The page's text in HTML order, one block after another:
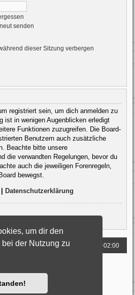
um dir den
der Nutzung zu
senden
dieser Sitzung verbergen
registriert sein, um dich anmelden zu
ist in wenigen Augenblicken erledigt
Funktionen zuzugreifen. Die Board-
Benutzern auch zusätzliche
Beachte bitte unsere
die verwandten Regelungen, bevor du
auch die jeweiligen Forenregeln,
bewegst.
Datenschutzerklärung
Alle Zeiten sind UTC+02:00
© phpBB Limited